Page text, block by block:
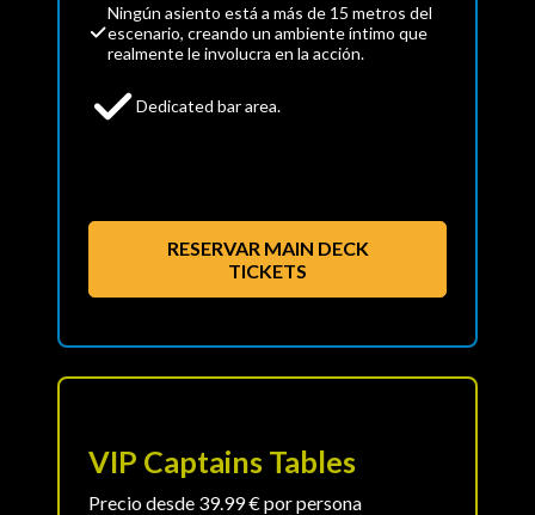
Ningún asiento está a más de 15 metros del
escenario, creando un ambiente íntimo que
realmente le involucra en la acción.
Dedicated bar area.
RESERVAR MAIN DECK
TICKETS
VIP Captains Tables
Precio desde 39.99 € por persona